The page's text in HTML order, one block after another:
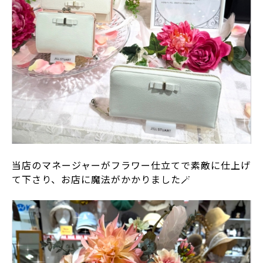
当店のマネージャーがフラワー仕立てで素敵に仕上げ
て下さり、お店に魔法がかかりました🪄